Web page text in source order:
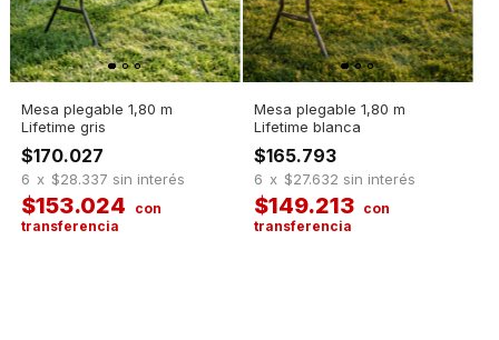
Mesa plegable 1,80 m
Lifetime gris
$170.027
$153.024
6 x $28.337 sin interés
Mesa plegable 1,80 m
Lifetime blanca
$165.793
$149.213
6 x $27.632 sin interés